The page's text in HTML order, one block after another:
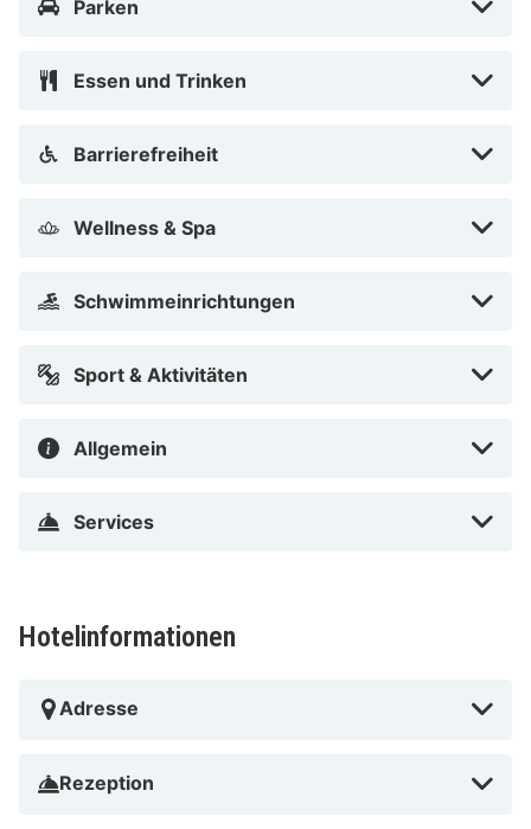
Schloss und genieße ein Getränk auf einer der vielen
Haithabu, die größte Siedlung Europas der
Kilometer vom Hotel entfernt.
Parken
Essen und Trinken
Barrierefreiheit
Wellness & Spa
Schwimmeinrichtungen
Sport & Aktivitäten
Allgemein
Services
Hotelinformationen
Adresse
Rezeption